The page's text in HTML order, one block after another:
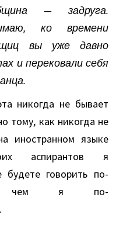
— задруга.
ко времени
вы уже давно
и перековали себя
никогда не бывает
тому, как никогда не
иностранном языке
аспирантов я
говорить по-
чем я по-
.